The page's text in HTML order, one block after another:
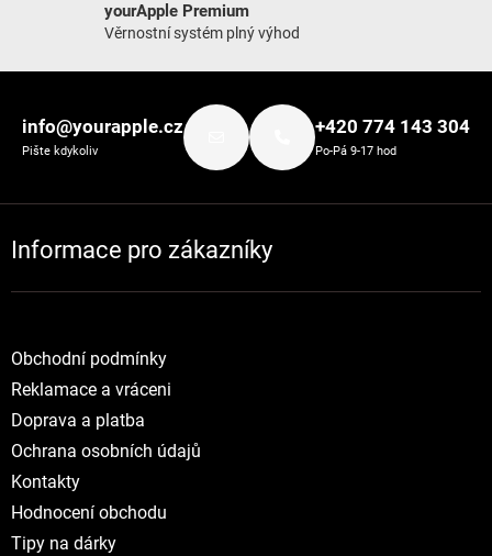
yourApple Premium
Věrnostní systém plný výhod
info@yourapple.cz
Pište kdykoliv
+420 774 143 304
Po-Pá 9-17 hod
Informace pro zákazníky
Obchodní podmínky
Reklamace a vráceni
Doprava a platba
Ochrana osobních údajů
Kontakty
Hodnocení obchodu
Tipy na dárky